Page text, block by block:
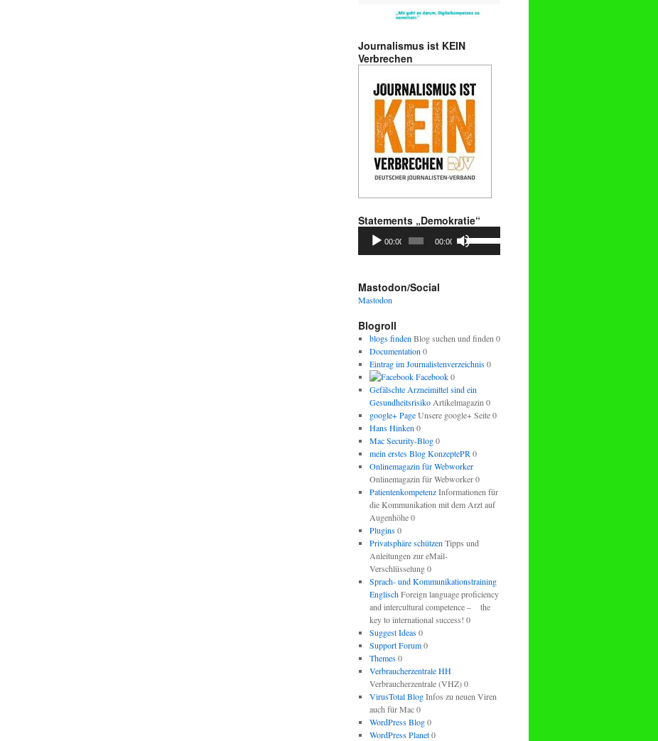
Journalismus ist KEIN
Verbrechen
Statements „Demokratie“
Audio-
Player
00:00 00:00
Hoch/Runter
benutzen,
Mastodon/Social
Mastodon
Blogroll
blogs finden Blog suchen und finden 0
Documentation 0
Eintrag im Journalistenverzeichnis0
Facebook0
Gefälschte Arzneimittel sind ein
GesundheitsrisikoArtikelmagazin 0
google+ PageUnsere google+ Seite 0
Hans Hinken 0
Mac Security-Blog0
mein erstes Blog KonzeptePR 0
Onlinemagazin für Webworker
Onlinemagazin für Webworker 0
PatientenkompetenzInformationen für
die Kommunikation mit dem Arzt auf
Augenhöhe 0
Plugins0
Privatsphäre schützen Tipps und
Anleitungen zur eMail-
Verschlüsselung 0
Sprach- und Kommunikationstraining
EnglischForeign language proficiency
and intercultural competence – the
key to international success! 0
Suggest Ideas0
Support Forum0
Themes0
Verbraucherzentrale HH
Verbraucherzentrale (VHZ) 0
VirusTotal BlogInfos zu neuen Viren
auch für Mac 0
WordPress Blog0
WordPress Planet0